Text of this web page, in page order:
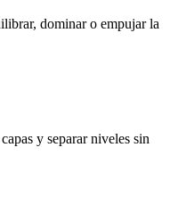
dominar o empujar la
y separar niveles sin